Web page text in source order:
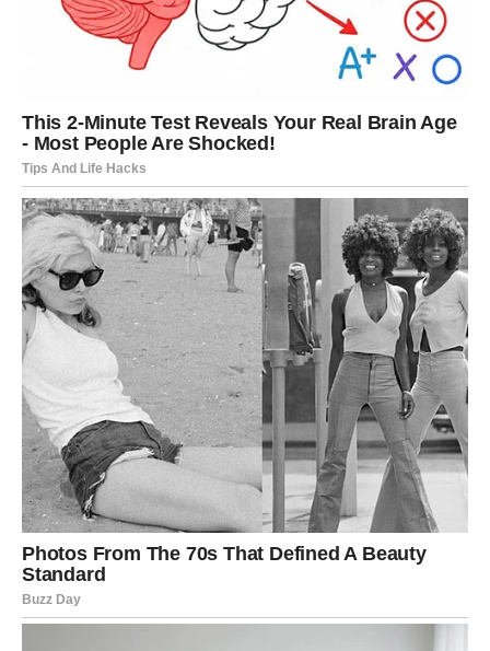
OLAKŠANJU
pametno rešavanje problema. Ne radi se o naglom
bogatstvu, već o stabilizaciji. Dugovi se smanjuju, planovi
postaju jasniji, a osećaj kontrole nad novcem se vraća.
Neki Jarčevi mogu dobiti novac koji su dugo čekali, dok
drugi pronalaze novi izvor zarade ili dobijaju pomoć koja
dolazi u pravom trenutku. Ovo je period u kojem shvatate
da više niste u stalnoj borbi – stvari konačno rade za vas.
KARMIČKA PORUKA ZA JARCA
Poruka prvih dana februara glasi:
„Tvoja istrajnost je primećena. Nagrada dolazi.“
Karma vam vraća jer niste odustali kada je bilo najteže.
Sve suze koje ste sakrili, svi tereti koje ste nosili sami –